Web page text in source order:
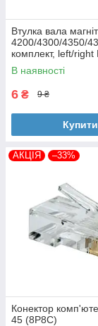
Втулка вала
4200/4300/4350/
комплект, left/right
(MAG-1338A-BSH-
В наявності
6 ₴ 9 ₴
Купити
АКЦІЯ –33%
Конектор
45 (8P8C)